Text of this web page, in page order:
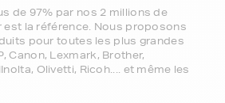
de 97% par nos 2 millions de
est la référence. Nous proposons
pour toutes les plus grandes
Canon, Lexmark, Brother,
Olivetti, Ricoh.... et même les